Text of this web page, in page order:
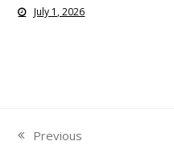
July 1, 2026
previous
Previous